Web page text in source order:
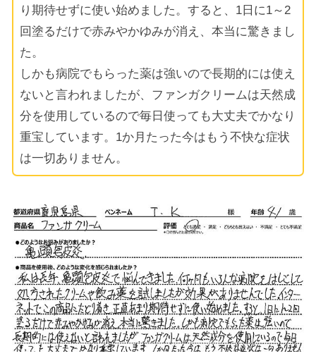
り期待せずに使い始めました。すると、1日に1～2
回塗るだけで赤みやかゆみが消え、本当に驚きまし
た。
しかも病院でもらった薬は強いので長期的には使え
ないと言われましたが、ファンガクリームは天然成
分を使用しているので毎日使っても大丈夫でかなり
重宝しています。1か月たった今はもう不快な症状
は一切ありません。